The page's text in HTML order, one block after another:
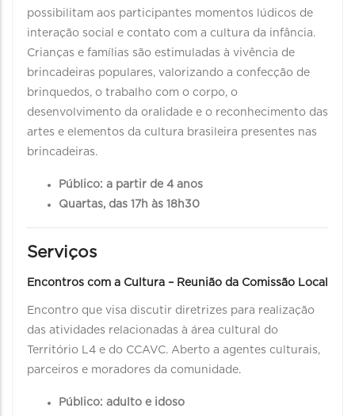
possibilitam aos participantes momentos lúdicos de
interação social e contato com a cultura da infância.
Crianças e famílias são estimuladas à vivência de
brincadeiras populares, valorizando a confecção de
brinquedos, o trabalho com o corpo, o
desenvolvimento da oralidade e o reconhecimento das
artes e elementos da cultura brasileira presentes nas
brincadeiras.
Público: a partir de 4 anos
Quartas, das 17h às 18h30
Serviços
Encontros com a Cultura – Reunião da Comissão Local
Encontro que visa discutir diretrizes para realização
das atividades relacionadas à área cultural do
Território L4 e do CCAVC. Aberto a agentes culturais,
parceiros e moradores da comunidade.
Público: adulto e idoso